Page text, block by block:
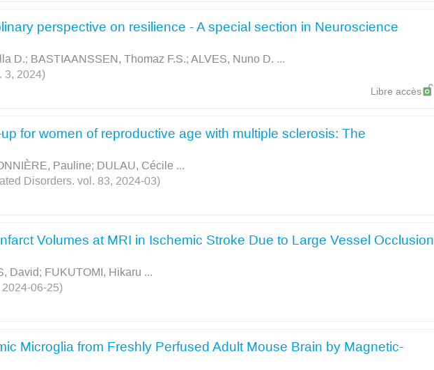
perspective on resilience - A special section in Neuroscience
D.; BASTIAANSSEN, Thomaz F.S.; ALVES, Nuno D. ...
3, 2024)
Libre accès
for women of reproductive age with multiple sclerosis: The
Pauline; DULAU, Cécile ...
Disorders. vol. 83, 2024-03)
Volumes at MRI in Ischemic Stroke Due to Large Vessel Occlusion
David; FUKUTOMI, Hikaru ...
2024-06-25)
Microglia from Freshly Perfused Adult Mouse Brain by Magnetic-